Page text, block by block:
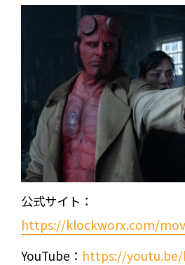
公式サイト：
https://klockworx.com/
YouTube： https://youtu.be/